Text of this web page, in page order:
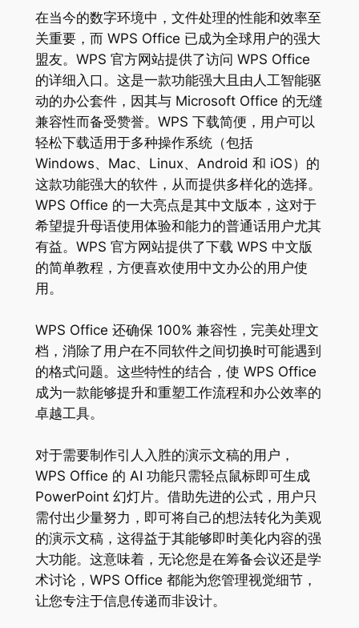
在当今的数字环境中，文件处理的性能和效率至
关重要，而 WPS Office 已成为全球用户的强大
盟友。WPS 官方网站提供了访问 WPS Office
的详细入口。这是一款功能强大且由人工智能驱
动的办公套件，因其与 Microsoft Office 的无缝
兼容性而备受赞誉。WPS 下载简便，用户可以
轻松下载适用于多种操作系统（包括
Windows、Mac、Linux、Android 和 iOS）的
这款功能强大的软件，从而提供多样化的选择。
WPS Office 的一大亮点是其中文版本，这对于
希望提升母语使用体验和能力的普通话用户尤其
有益。WPS 官方网站提供了下载 WPS 中文版
的简单教程，方便喜欢使用中文办公的用户使
用。
WPS Office 还确保 100% 兼容性，完美处理文
档，消除了用户在不同软件之间切换时可能遇到
的格式问题。这些特性的结合，使 WPS Office
成为一款能够提升和重塑工作流程和办公效率的
卓越工具。
对于需要制作引人入胜的演示文稿的用户，
WPS Office 的 AI 功能只需轻点鼠标即可生成
PowerPoint 幻灯片。借助先进的公式，用户只
需付出少量努力，即可将自己的想法转化为美观
的演示文稿，这得益于其能够即时美化内容的强
大功能。这意味着，无论您是在筹备会议还是学
术讨论，WPS Office 都能为您管理视觉细节，
让您专注于信息传递而非设计。